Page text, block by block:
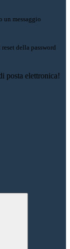
un messaggio
della password
posta elettronica!